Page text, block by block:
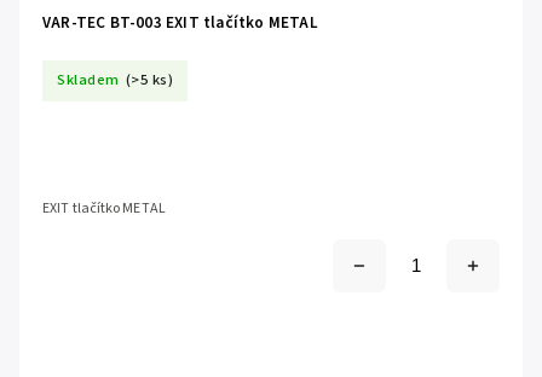
VAR-TEC BT-003 EXIT tlačítko METAL
Skladem (>5 ks)
EXIT tlačítko METAL